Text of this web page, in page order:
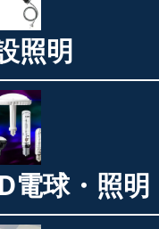
照明
電球・照明